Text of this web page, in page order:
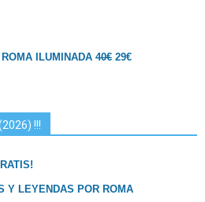
ILUMINADA 40€ 29€
!!!
Y LEYENDAS POR ROMA